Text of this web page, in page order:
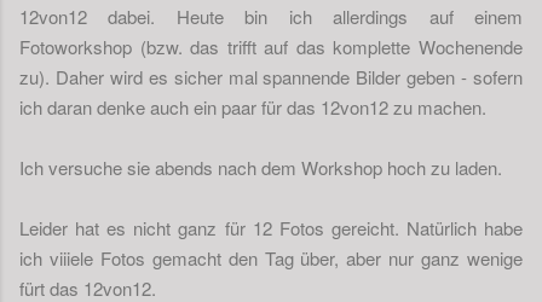
12von12 dabei. Heute bin ich allerdings auf einem
Fotoworkshop (bzw. das trifft auf das komplette Wochenende
zu). Daher wird es sicher mal spannende Bilder geben - sofern
ich daran denke auch ein paar für das 12von12 zu machen.
Ich versuche sie abends nach dem Workshop hoch zu laden.
Leider hat es nicht ganz für 12 Fotos gereicht. Natürlich habe
ich viiiele Fotos gemacht den Tag über, aber nur ganz wenige
fürt das 12von12.